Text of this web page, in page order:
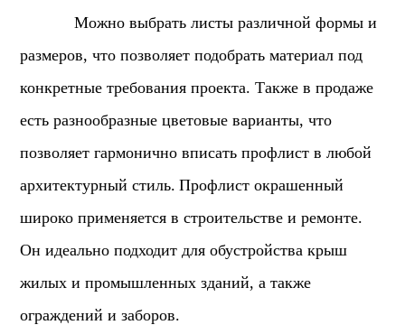
Можно выбрать листы различной формы и
размеров, что позволяет подобрать материал под
конкретные требования проекта. Также в продаже
есть разнообразные цветовые варианты, что
позволяет гармонично вписать профлист в любой
архитектурный стиль. Профлист окрашенный
широко применяется в строительстве и ремонте.
Он идеально подходит для обустройства крыш
жилых и промышленных зданий, а также
ограждений и заборов.